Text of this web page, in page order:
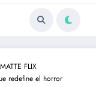
FLIX
redefine el horror